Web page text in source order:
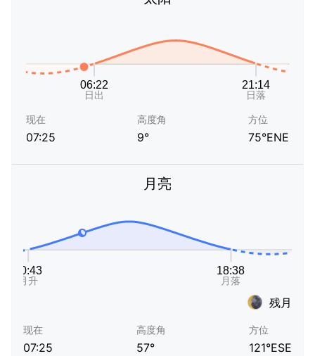
现在
07:25
高度角
9°
方位
75°ENE
月亮
残月
现在
07:25
高度角
57°
方位
121°ESE